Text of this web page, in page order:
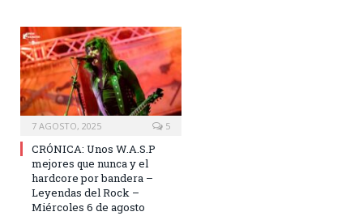
7 AGOSTO, 2025 5
CRÓNICA: Unos W.A.S.P
mejores que nunca y el
hardcore por bandera –
Leyendas del Rock –
Miércoles 6 de agosto